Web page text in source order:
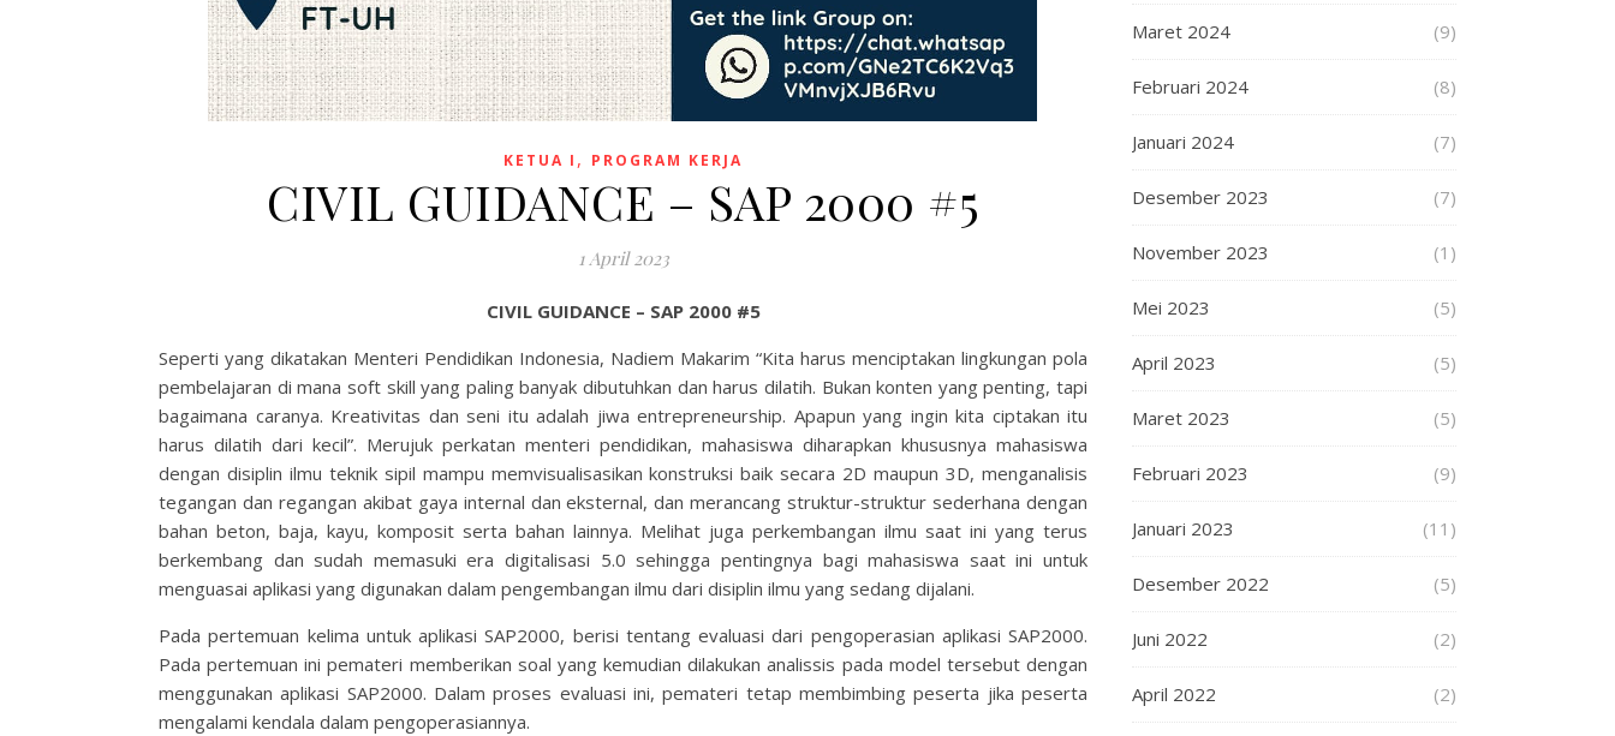
KETUA I , PROGRAM KERJA
CIVIL GUIDANCE – SAP 2000 #5
1 April 2023
CIVIL GUIDANCE – SAP 2000 #5
Seperti yang dikatakan Menteri Pendidikan Indonesia, Nadiem Makarim “Kita harus menciptakan lingkungan pola
pembelajaran di mana soft skill yang paling banyak dibutuhkan dan harus dilatih. Bukan konten yang penting, tapi
bagaimana caranya. Kreativitas dan seni itu adalah jiwa entrepreneurship. Apapun yang ingin kita ciptakan itu
harus dilatih dari kecil”. Merujuk perkatan menteri pendidikan, mahasiswa diharapkan khususnya mahasiswa
dengan disiplin ilmu teknik sipil mampu memvisualisasikan konstruksi baik secara 2D maupun 3D, menganalisis
tegangan dan regangan akibat gaya internal dan eksternal, dan merancang struktur-struktur sederhana dengan
bahan beton, baja, kayu, komposit serta bahan lainnya. Melihat juga perkembangan ilmu saat ini yang terus
berkembang dan sudah memasuki era digitalisasi 5.0 sehingga pentingnya bagi mahasiswa saat ini untuk
menguasai aplikasi yang digunakan dalam pengembangan ilmu dari disiplin ilmu yang sedang dijalani.
Pada pertemuan kelima untuk aplikasi SAP2000, berisi tentang evaluasi dari pengoperasian aplikasi SAP2000.
Pada pertemuan ini pemateri memberikan soal yang kemudian dilakukan analissis pada model tersebut dengan
menggunakan aplikasi SAP2000. Dalam proses evaluasi ini, pemateri tetap membimbing peserta jika peserta
mengalami kendala dalam pengoperasiannya.
Maret 2024 (9)
Februari 2024 (8)
Januari 2024 (7)
Desember 2023 (7)
November 2023 (1)
Mei 2023 (5)
April 2023 (5)
Maret 2023 (5)
Februari 2023 (9)
Januari 2023 (11)
Desember 2022 (5)
Juni 2022 (2)
April 2022 (2)